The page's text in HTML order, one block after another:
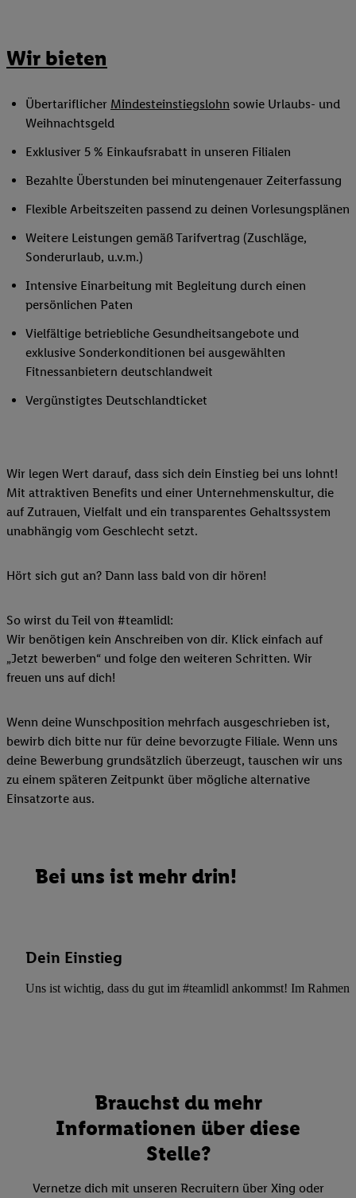
Wir bieten
Übertariflicher Mindesteinstiegslohn sowie Urlaubs- und
Weihnachtsgeld
Exklusiver 5 % Einkaufsrabatt in unseren Filialen
Bezahlte Überstunden bei minutengenauer Zeiterfassung
Flexible Arbeitszeiten passend zu deinen Vorlesungsplänen
Weitere Leistungen gemäß Tarifvertrag (Zuschläge,
Sonderurlaub, u.v.m.)
Intensive Einarbeitung mit Begleitung durch einen
persönlichen Paten
Vielfältige betriebliche Gesundheitsangebote und
exklusive Sonderkonditionen bei ausgewählten
Fitnessanbietern deutschlandweit
Vergünstigtes Deutschlandticket
Wir legen Wert darauf, dass sich dein Einstieg bei uns lohnt!
Mit attraktiven Benefits und einer Unternehmenskultur, die
auf Zutrauen, Vielfalt und ein transparentes Gehaltssystem
unabhängig vom Geschlecht setzt.
Hört sich gut an? Dann lass bald von dir hören!
So wirst du Teil von #teamlidl:
Wir benötigen kein Anschreiben von dir. Klick einfach auf
„Jetzt bewerben“ und folge den weiteren Schritten. Wir
freuen uns auf dich!
Wenn deine Wunschposition mehrfach ausgeschrieben ist,
bewirb dich bitte nur für deine bevorzugte Filiale. Wenn uns
deine Bewerbung grundsätzlich überzeugt, tauschen wir uns
zu einem späteren Zeitpunkt über mögliche alternative
Einsatzorte aus.
Bei uns ist mehr drin!
Dein Einstieg
Uns ist wichtig, dass du gut im #teamlidl ankommst! Im Rahmen
Brauchst du mehr
Informationen über diese
Stelle?
Vernetze dich mit unseren Recruitern über Xing oder